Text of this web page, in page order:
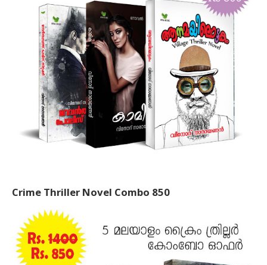
Crime Thriller Novel Combo 850